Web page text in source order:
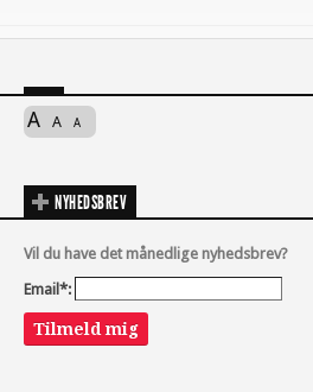
A A A
NYHEDSBREV
Vil du have det månedlige nyhedsbrev?
Email*:
Tilmeld mig